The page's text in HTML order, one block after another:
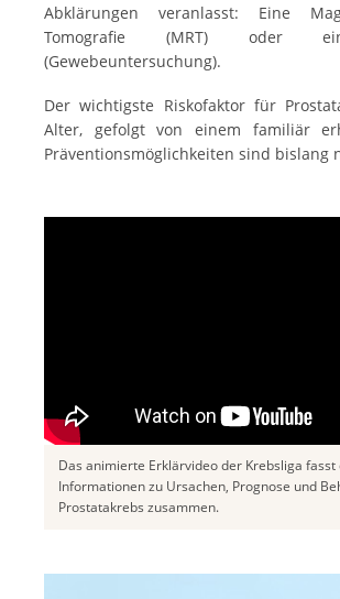
Abklärungen veranlasst: Eine
Tomografie (MRT) oder
(Gewebeuntersuchung).
Der wichtigste Riskofaktor für
Alter, gefolgt von einem familiär
Präventionsmöglichkeiten sind bislang
Das animierte Erklärvideo der Krebsliga
Informationen zu Ursachen, Prognose und
Prostatakrebs zusammen.